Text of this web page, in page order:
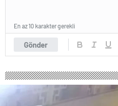
Gönder
En az 10 karakter gerekli